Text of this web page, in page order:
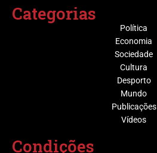
Categorias
Política
Economia
Sociedade
Cultura
Desporto
Mundo
Publicações
Vídeos
Condições